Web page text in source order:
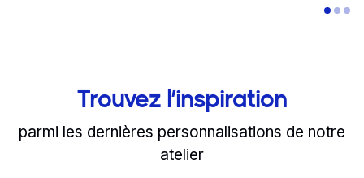
Trouvez l’inspiration
parmi les dernières personnalisations de notre
atelier